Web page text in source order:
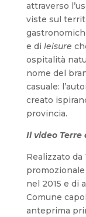
attraverso
viste sul
e di leisure
ospitalità
nome del
casuale:
creato
provincia.
Il video Terre
Realizzato da
nel 2015 e di
Comune
anteprima